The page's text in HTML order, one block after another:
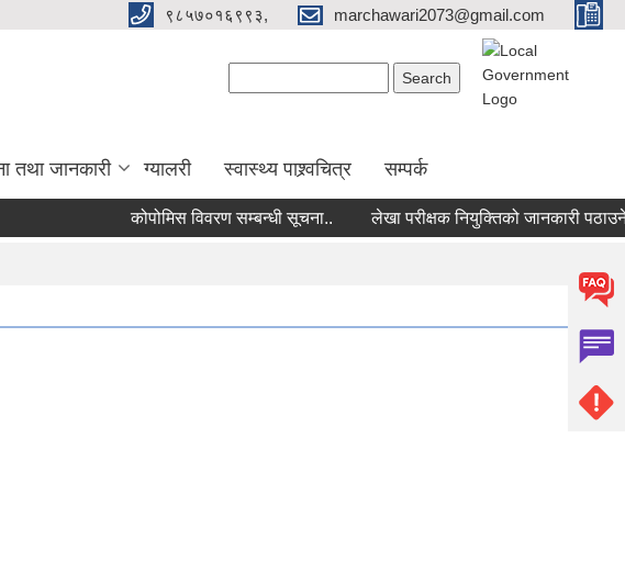
९८५७०१६९९३, marchawari2073@gmail.com
तथा जानकारी ग्यालरी स्वास्थ्य पाश्र्वचित्र सम्पर्क
कोपोमिस विवरण सम्बन्धी सूचना.. लेखा परीक्षक नियुक्तिको जानकारी पठाउने